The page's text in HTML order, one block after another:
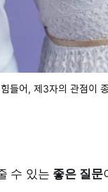
들어, 제3자의 관점이
수 있는 좋은 질문